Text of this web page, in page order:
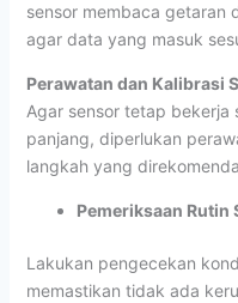
sensor membaca getaran
agar data yang masuk
Perawatan dan Kalibrasi
Agar sensor tetap bekerja
panjang, diperlukan
langkah yang
Pemeriksaan Rutin
Lakukan pengecekan
memastikan tidak ada